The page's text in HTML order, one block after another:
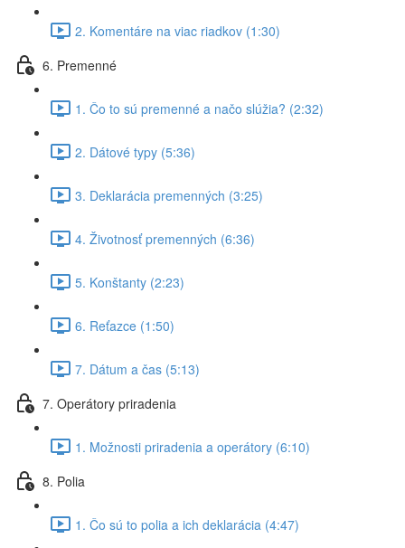
2. Komentáre na viac riadkov (1:30)
6. Premenné
1. Čo to sú premenné a načo slúžia? (2:32)
2. Dátové typy (5:36)
3. Deklarácia premenných (3:25)
4. Životnosť premenných (6:36)
5. Konštanty (2:23)
6. Reťazce (1:50)
7. Dátum a čas (5:13)
7. Operátory priradenia
1. Možnosti priradenia a operátory (6:10)
8. Polia
1. Čo sú to polia a ich deklarácia (4:47)